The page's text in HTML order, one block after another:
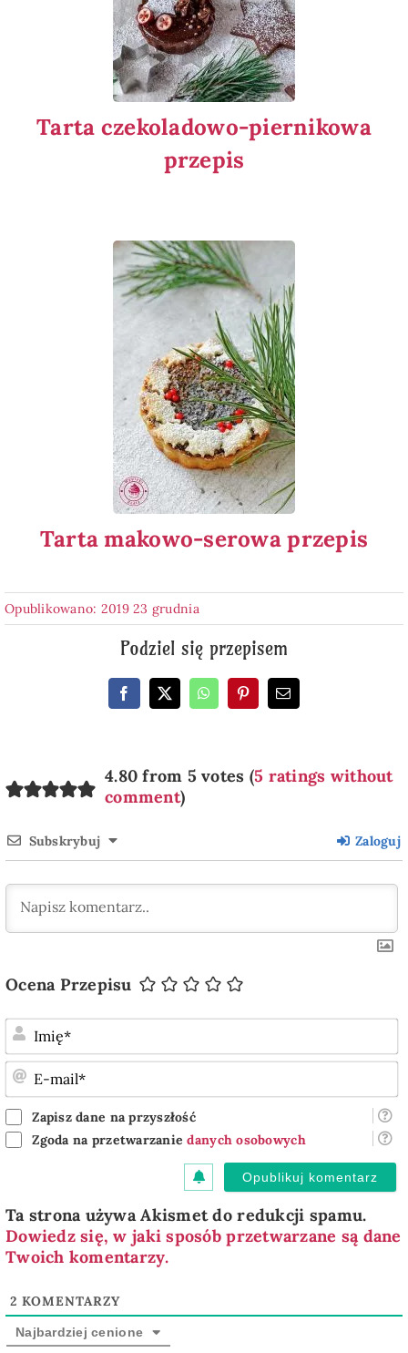
Tarta czekoladowo-piernikowa
przepis
Tarta makowo-serowa przepis
Opublikowano: 2019 23 grudnia
Podziel się przepisem
4.80 from 5 votes (5 ratings without
comment)
Subskrybuj Zaloguj
Ocena Przepisu
Zapisz dane na przyszłość
Zgoda na przetwarzaniedanych osobowych
Ta strona używa Akismet do redukcji spamu.
Dowiedz się, w jaki sposób przetwarzane są dane
Twoich komentarzy.
2 KOMENTARZY
Najbardziej cenione